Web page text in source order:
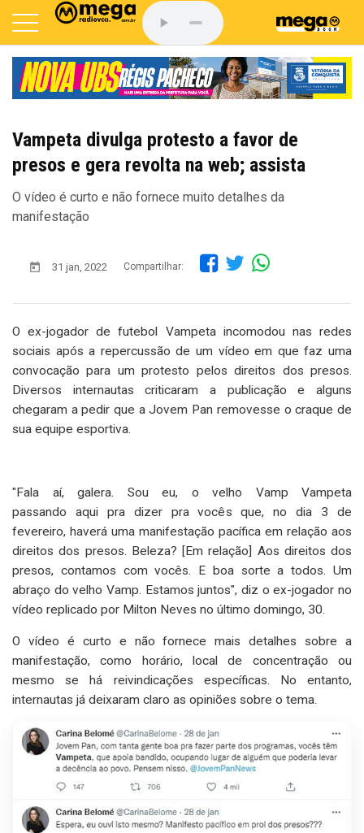
Vampeta divulga protesto a favor de
presos e gera revolta na web; assista
O vídeo é curto e não fornece muito detalhes da
manifestação
31 jan, 2022 Compartilhar:
O ex-jogador de futebol Vampeta incomodou nas redes
sociais após a repercussão de um vídeo em que faz uma
convocação para um protesto pelos direitos dos presos.
Diversos internautas criticaram a publicação e alguns
chegaram a pedir que a Jovem Pan removesse o craque de
sua equipe esportiva.
"Fala aí, galera. Sou eu, o velho Vamp Vampeta
passando aqui pra dizer pra vocês que, no dia 3 de
fevereiro, haverá uma manifestação pacífica em relação aos
direitos dos presos. Beleza? [Em relação] Aos direitos dos
presos, contamos com vocês. E boa sorte a todos. Um
abraço do velho Vamp. Estamos juntos", diz o ex-jogador no
vídeo replicado por Milton Neves no último domingo, 30.
O vídeo é curto e não fornece mais detalhes sobre a
manifestação, como horário, local de concentração ou
mesmo se há reivindicações específicas. No entanto,
internautas já deixaram claro as opiniões sobre o tema.